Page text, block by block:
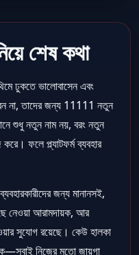
শেষ কথা
ঢুকতে ভালোবাসেন এবং
না, তাদের জন্য 11111 নতুন
শুধু নতুন নাম নয়, বরং নতুন
ফলে প্ল্যাটফর্ম ব্যবহার
জন্য মানানসই,
নেওয়া আরামদায়ক, আর
সুযোগ রয়েছে। কেউ হালকা
নিজের মতো জায়গা